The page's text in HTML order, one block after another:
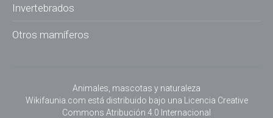
Invertebrados
Otros mamíferos
Animales, mascotas y naturaleza
Wikifaunia.com está distribuido bajo una
Licencia Creative
Commons Atribución 4.0 Internacional